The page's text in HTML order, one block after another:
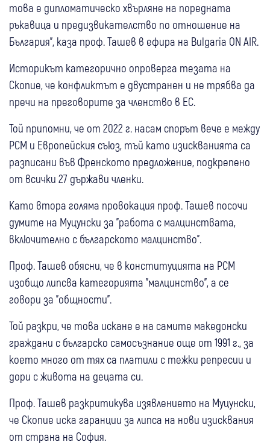
това е дипломатическо хвърляне на поредната
ръкавица и предизвикателство по отношение на
България", каза проф. Ташев в ефира на Bulgaria ON AIR.
Историкът категорично опроверга тезата на
Скопие, че конфликтът е двустранен и не трябва да
пречи на преговорите за членство в ЕС.
Той припомни, че от 2022 г. насам спорът вече е между
РСМ и Европейския съюз, тъй като изискванията са
разписани във Френското предложение, подкрепено
от всички 27 държави членки.
Като втора голяма провокация проф. Ташев посочи
думите на Муцунски за "работа с малцинствата,
включително с българското малцинство".
Проф. Ташев обясни, че в конституцията на РСМ
изобщо липсва категорията "малцинство", а се
говори за "общности".
Той разкри, че това искане е на самите македонски
граждани с българско самосъзнание още от 1991 г., за
което много от тях са платили с тежки репресии и
дори с живота на децата си.
Проф. Ташев разкритикува изявлението на Муцунски,
че Скопие иска гаранции за липса на нови изисквания
от страна на София.